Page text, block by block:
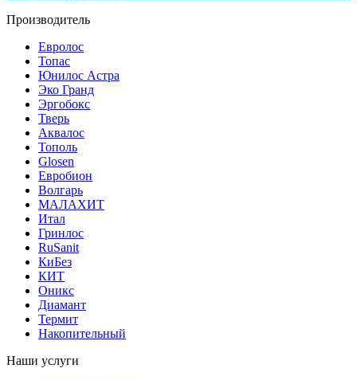
Производитель
Евролос
Топас
Юнилос Астра
Эко Гранд
Эргобокс
Тверь
Аквалос
Тополь
Glosen
Евробион
Волгарь
МАЛАХИТ
Итал
Гринлос
RuSanit
КиБез
КИТ
Оникс
Диамант
Термит
Накопительный
Наши услуги